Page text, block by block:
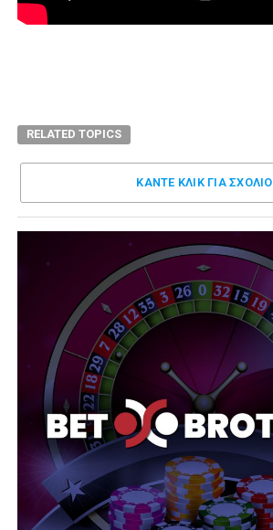
RELATED TOPICS
ΚΑΝΤΕ ΚΛΊΚ ΓΙΑ ΣΧΌΛΙΟ